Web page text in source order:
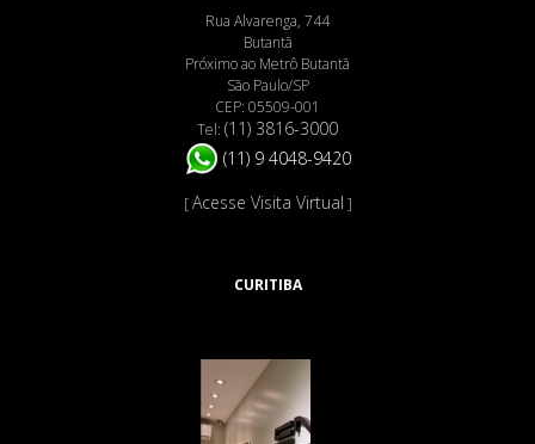
Rua Alvarenga, 744
Butantã
Próximo ao Metrô Butantã
São Paulo/SP
CEP: 05509-001
Tel: (11) 3816-3000
(11) 9 4048-9420
[Acesse Visita Virtual ]
CURITIBA